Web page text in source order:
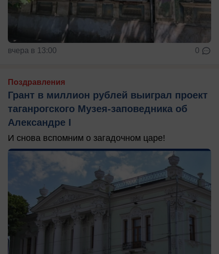
вчера в 13:00 0
Поздравления
Грант в миллион рублей выиграл проект
таганрогского Музея-заповедника об
Александре I
И снова вспомним о загадочном царе!